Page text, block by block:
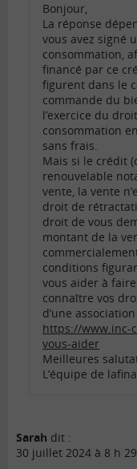
Bonjour,
La réponse
vous avez signé
consommation,
financé par ce
figurent dans le
commande du
l’exercice du
consommation
sans frais.
Mais si le crédit
renouvelable
vente, la vente
droit de
droit de vous
montant de la
conditions
vous aider à
connaître vos
d’une
https://www.inc-
vous-aider
Meilleures
L’équipe de
Sarah dit :
30 juillet 2024 à 8 h